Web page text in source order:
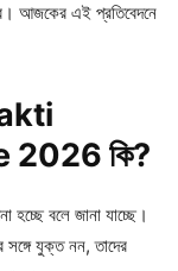
আজকের এই প্রতিবেদনে
2026 কি?
হচ্ছে বলে জানা যাচ্ছে।
সঙ্গে যুক্ত নন, তাদের